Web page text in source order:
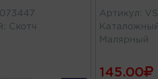
: Скотч
Артикул :
Малярный
145.00